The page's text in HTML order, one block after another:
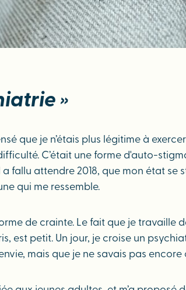
»
que je n’étais plus légitime à
C’était une forme d'auto-
attendre 2018, que mon état se
qui me ressemble.
de crainte. Le fait que je travaille
est petit. Un jour, je croise un
mais que je ne savais pas